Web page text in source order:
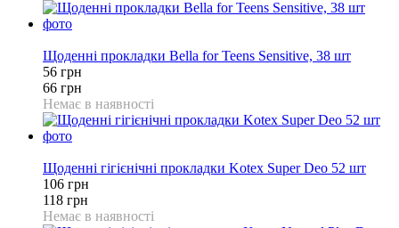
Щоденні прокладки Bella for Teens Sensitive, 38 шт
56 грн
66 грн
Немає в наявності
Щоденні гігієнічні прокладки Kotex Super Deo 52 шт
106 грн
118 грн
Немає в наявності